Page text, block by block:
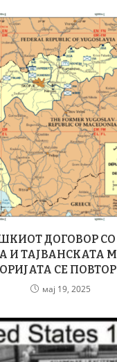
ДОГОВОР
И ТАЈВАНСКАТА
СЕ
мај 19, 2025